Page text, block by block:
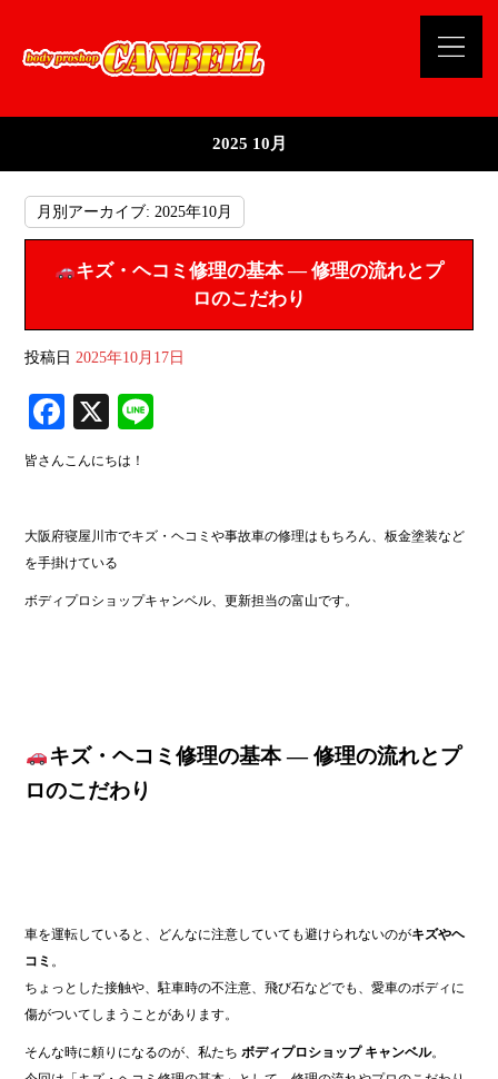
2025 10月
月別アーカイブ:2025年10月
キズ・ヘコミ修理の基本 ― 修理の流れとプ
ロのこだわり
投稿日 2025年10月17日
Fa
ce
ok
X
皆さんこんにちは！
大阪府寝屋川市でキズ・ヘコミや事故車の修理はもちろん、板金塗装など
を手掛けている
ボディプロショップキャンベル、更新担当の富山です。
キズ・ヘコミ修理の基本 ― 修理の流れとプ
ロのこだわり
車を運転していると、どんなに注意していても避けられないのがキズやヘ
コミ 。
ちょっとした接触や、駐車時の不注意、飛び石などでも、愛車のボディに
傷がついてしまうことがあります。
そんな時に頼りになるのが、私たちボディプロショップ キャンベル。